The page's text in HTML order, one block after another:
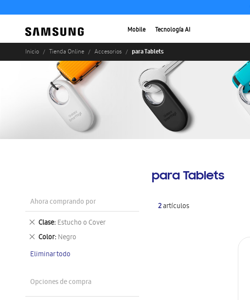
Mobile Tecnología AI
Inicio Tienda Online Accesorios para Tablets
para Tablets
2artículos
Ahora comprando por
Clase Estucho o Cover
Eliminar
este
artículo
Color Negro
Eliminar
artículo
Eliminar todo
Opciones de compra